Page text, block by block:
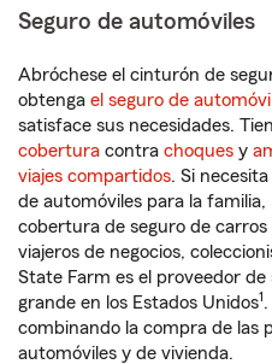
Seguro de automóviles
Abróchese el cinturón de
obtenga el seguro de
satisface sus necesidades.
cobertura contra choques y
viajes compartidos. Si
de automóviles para la
cobertura de seguro de
viajeros de negocios,
State Farm es el proveedor
grande en los Estados Unidos1
combinando la compra de las
automóviles y de vivienda.